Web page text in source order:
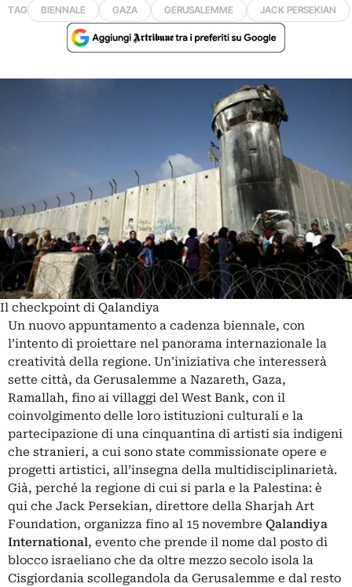
TAG BIENNALE GAZA GERUSALEMME JACK PERSEKIAN
Il checkpoint di Qalandiya
Un nuovo appuntamento a cadenza biennale, con
l’intento di proiettare nel panorama internazionale la
creatività della regione. Un’iniziativa che interesserà
sette città, da Gerusalemme a Nazareth, Gaza,
Ramallah, fino ai villaggi del West Bank, con il
coinvolgimento delle loro istituzioni culturali e la
partecipazione di una cinquantina di artisti sia indigeni
che stranieri, a cui sono state commissionate opere e
progetti artistici, all’insegna della multidisciplinarietà.
Già, perché la regione di cui si parla e la Palestina: è
qui che Jack Persekian, direttore della Sharjah Art
Foundation, organizza fino al 15 novembre Qalandiya
International, evento che prende il nome dal posto di
blocco israeliano che da oltre mezzo secolo isola la
Cisgiordania scollegandola da Gerusalemme e dal resto